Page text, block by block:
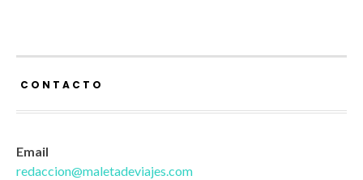
CONTACTO
Email
redaccion@maletadeviajes.com